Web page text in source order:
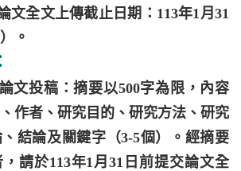
文全文上傳截止日期：113年1月31
。
文投稿：摘要以500字為限，內容
作者、研究目的、研究方法、研究
結論及關鍵字（3-5個）。經摘要
請於113年1月31日前提交論文全